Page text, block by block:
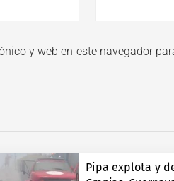
y web en este navegador
Pipa explota y